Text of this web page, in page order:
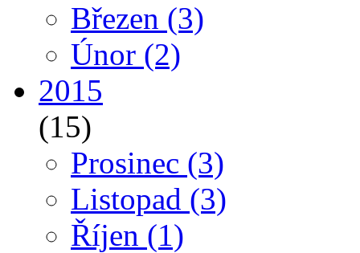
Březen (3)
Únor (2)
2015
(15)
Prosinec (3)
Listopad (3)
Říjen (1)